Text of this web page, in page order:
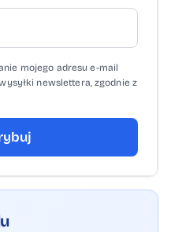
w aplikacji
na antenie
12.
mojego adresu e-mail
newslettera, zgodnie z